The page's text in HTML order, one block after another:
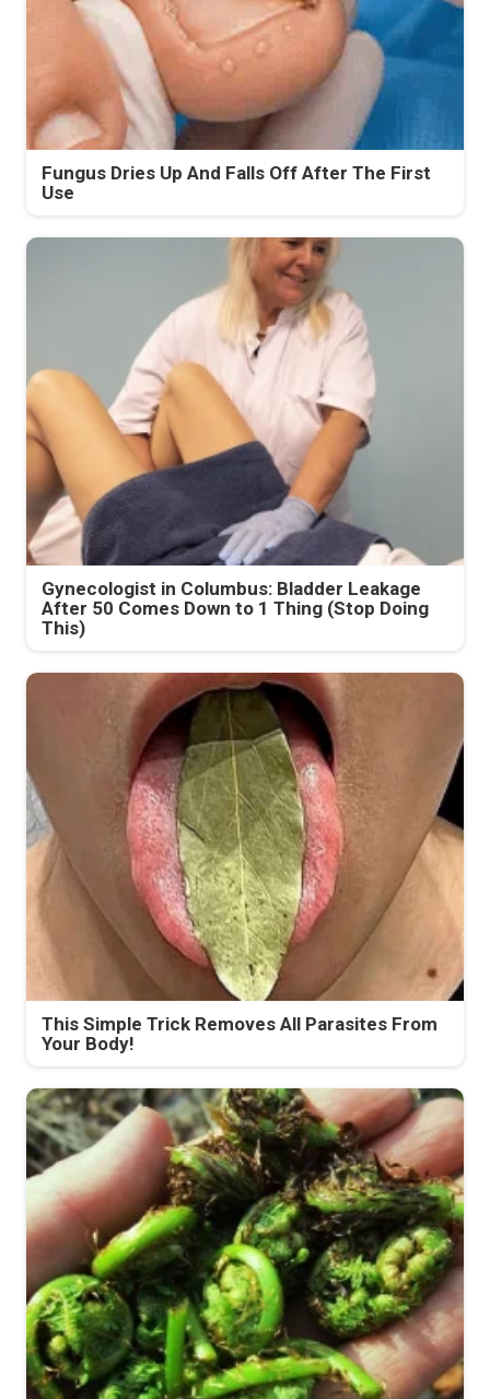
Fungus Dries Up And Falls Off After The First
Use
Gynecologist in Columbus: Bladder Leakage
After 50 Comes Down to 1 Thing (Stop Doing
This)
This Simple Trick Removes All Parasites From
Your Body!